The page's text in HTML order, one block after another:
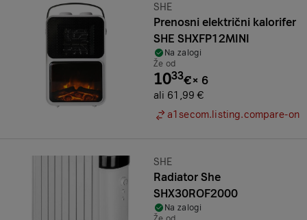
Znamka:
SHE
Prenosni električni kalorifer
SHE SHXFP12MINI
Na zalogi
Že od
1033€× 6
ali 61,99 €
a1secom.listing.compare-on
Znamka:
SHE
Radiator She
SHX30ROF2000
Na zalogi